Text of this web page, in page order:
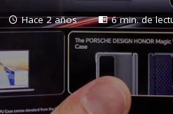
Hace 2 años 6 min. de